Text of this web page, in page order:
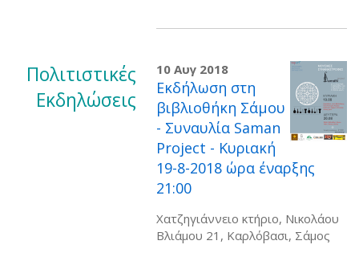
Πολιτιστικές
Εκδηλώσεις
10 Αυγ 2018
Εκδήλωση στη
βιβλιοθήκη Σάμου
- Συναυλία Saman
Project - Κυριακή
19-8-2018 ώρα έναρξης
21:00
Χατζηγιάννειο κτήριο, Νικολάου
Βλιάμου 21, Καρλόβασι, Σάμος